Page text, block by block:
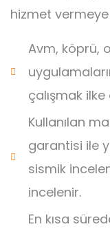
hizmet
Avm, köprü,
çalışmak
Kullanılan
garantisi ile
sismik
incelenir.
En kısa